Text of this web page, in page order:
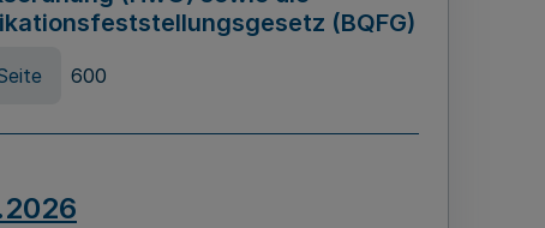
(BQFG)
600